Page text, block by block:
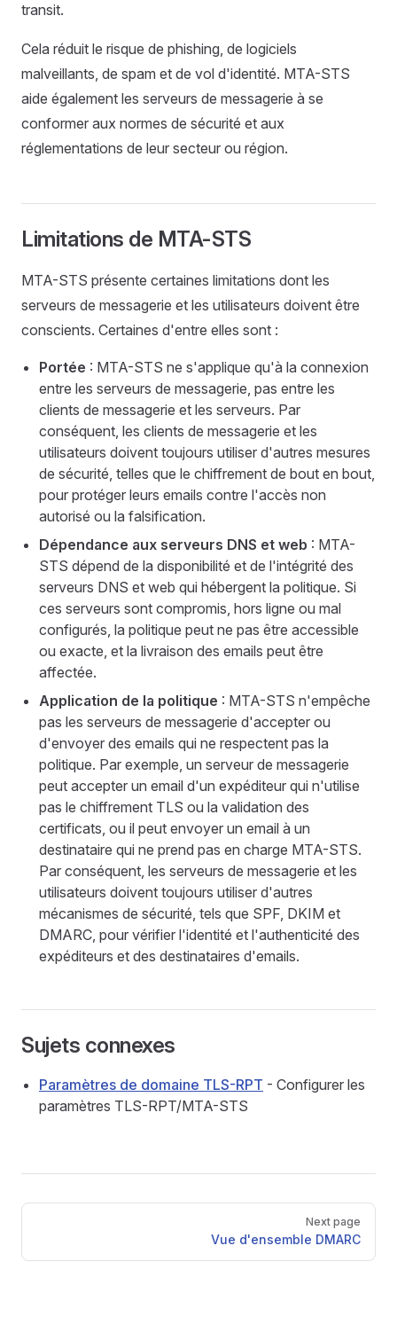
transit.
Cela réduit le risque de phishing, de logiciels
malveillants, de spam et de vol d'identité. MTA-STS
aide également les serveurs de messagerie à se
conformer aux normes de sécurité et aux
réglementations de leur secteur ou région.
Limitations de MTA-STS
MTA-STS présente certaines limitations dont les
serveurs de messagerie et les utilisateurs doivent être
conscients. Certaines d'entre elles sont :
Portée : MTA-STS ne s'applique qu'à la connexion
entre les serveurs de messagerie, pas entre les
clients de messagerie et les serveurs. Par
conséquent, les clients de messagerie et les
utilisateurs doivent toujours utiliser d'autres mesures
de sécurité, telles que le chiffrement de bout en bout,
pour protéger leurs emails contre l'accès non
autorisé ou la falsification.
Dépendance aux serveurs DNS et web : MTA-
STS dépend de la disponibilité et de l'intégrité des
serveurs DNS et web qui hébergent la politique. Si
ces serveurs sont compromis, hors ligne ou mal
configurés, la politique peut ne pas être accessible
ou exacte, et la livraison des emails peut être
affectée.
Application de la politique : MTA-STS n'empêche
pas les serveurs de messagerie d'accepter ou
d'envoyer des emails qui ne respectent pas la
politique. Par exemple, un serveur de messagerie
peut accepter un email d'un expéditeur qui n'utilise
pas le chiffrement TLS ou la validation des
certificats, ou il peut envoyer un email à un
destinataire qui ne prend pas en charge MTA-STS.
Par conséquent, les serveurs de messagerie et les
utilisateurs doivent toujours utiliser d'autres
mécanismes de sécurité, tels que SPF, DKIM et
DMARC, pour vérifier l'identité et l'authenticité des
expéditeurs et des destinataires d'emails.
Sujets connexes
Paramètres de domaine TLS-RPT - Configurer les
paramètres TLS-RPT/MTA-STS
Pager
Next page
Vue d'ensemble DMARC